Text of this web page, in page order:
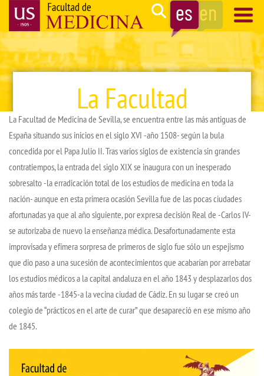
Pasar
contenido
principal
Search
Navegación
principal
La Facultad
La Facultad de Medicina de Sevilla, se encuentra entre las más antiguas de
España situando sus inicios en el siglo XVI -año 1508- según la bula
concedida por el Papa Julio II. Tras varios siglos de existencia sin grandes
contratiempos, la entrada del siglo XIX se inaugura con un inesperado
sobresalto -la erradicación total de los estudios de medicina en toda la
nación- aunque en esta primera ocasión Sevilla fue de las pocas ciudades
afortunadas ya que al año siguiente, por expresa decisión Real de -Carlos IV-
se autorizaba de nuevo la enseñanza médica. Desafortunadamente esta
improvisada y efímera sorpresa de primeros de siglo fue sólo un espejismo
que dio paso a una sucesión de acontecimientos que acabarían por arrebatar
los estudios médicos a la capital andaluza en el año 1843 y desplazarlos dos
años más tarde -1845-a la vecina ciudad de Cádiz. En su lugar se creó un
colegio de “prácticos en el arte de curar” que desapareció en ese mismo año
de 1845.